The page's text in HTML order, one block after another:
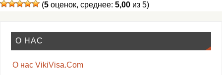
(5 оценок, среднее: 5,00 из 5)
О НАС
О нас VikiVisa.Com